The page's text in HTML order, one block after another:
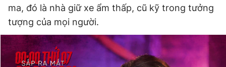
Đọc Thanh Niên trên điện thoại
ma, đó là nhà giữ xe ẩm thấp, cũ kỹ trong tưởng
tượng của mọi người.